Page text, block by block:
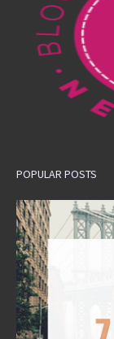
POPULAR POSTS